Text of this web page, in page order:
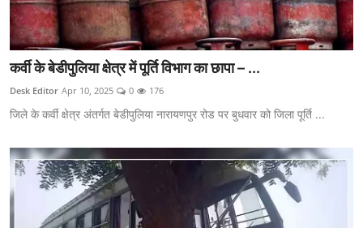
कर्वी के बेडीपुलिया क्षेत्र में पूर्ति विभाग का छापा – ...
Desk Editor Apr 10, 2025 0 176
जिले के कर्वी क्षेत्र अंतर्गत बेडीपुलिया नारायणपुर रोड पर बुधवार को जिला पूर्ति ...